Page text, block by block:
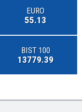
EURO
55.13
BIST 100
13779.39